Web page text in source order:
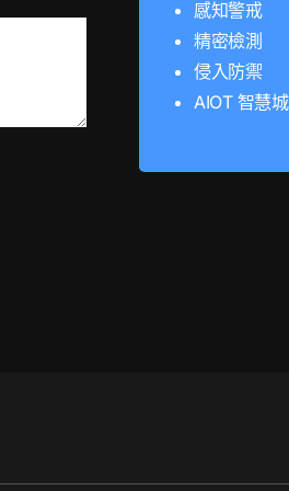
感知警戒
精密檢測
侵入防禦
AIOT 智慧